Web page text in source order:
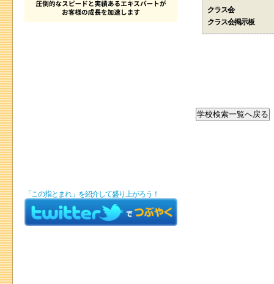
クラス会
クラス会掲示板
「この指とまれ」を紹介して盛り上がろう！